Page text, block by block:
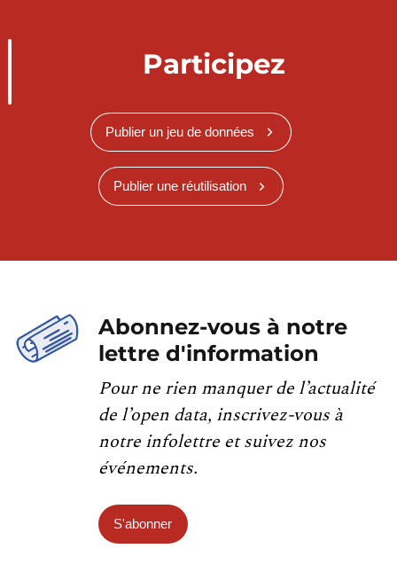
Participez
Publier un jeu de données
Publier une réutilisation
Abonnez-vous à notre
lettre d'information
Pour ne rien manquer de l’actualité
de l’open data, inscrivez-vous à
notre infolettre et suivez nos
événements.
S'abonner